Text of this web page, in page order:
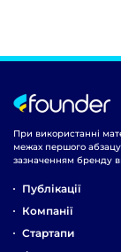
При використанні
межах першого абзацу
зазначенням бренду
Публікації
Компанії
Стартапи